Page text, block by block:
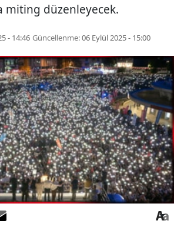
miting düzenleyecek.
- 14:46 Güncellenme:06 Eylül 2025 - 15:00